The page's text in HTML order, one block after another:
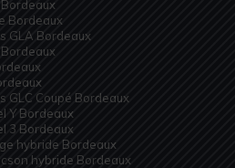
Bordeaux
GLA Bordeaux
GLC Coupé Bordeaux
Y Bordeaux
3 Bordeaux
hybride Bordeaux
hybride Bordeaux